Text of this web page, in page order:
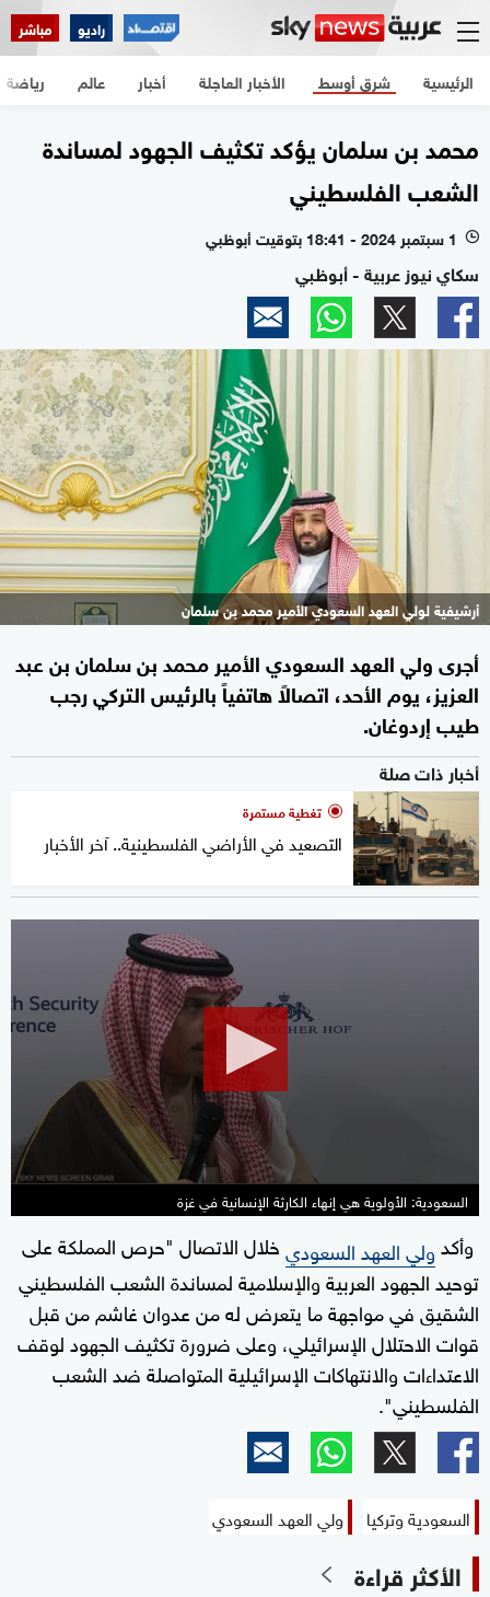
راديو مباشر
الرئيسية الأخبار العاجلة أخبار شرق أوسط عالم رياضة
محمد بن سلمان يؤكد تكثيف الجهود لمساندة
الشعب الفلسطيني
l 1 سبتمبر 2024 - 18:41 بتوقيت أبوظبي
سكاي نيوز عربية - أبوظبي
أرشيفية لولي العهد السعودي الأمير محمد بن سلمان
أجرى ولي العهد السعودي الأمير محمد بن سلمان بن عبد
العزيز، يوم الأحد، اتصالاً هاتفياً بالرئيس التركي رجب
طيب إردوغان.
أخبار ذات صلة
تغطية مستمرة
التصعيد في الأراضي الفلسطينية.. آخر الأخبار
34
السعودية: الأولوية هي إنهاء الكارثة الإنسانية في غزة
وأكدولي العهد السعوديخلال الاتصال "حرص المملكة على
توحيد الجهود العربية والإسلامية لمساندة الشعب الفلسطيني
الشقيق في مواجهة ما يتعرض له من عدوان غاشم من قبل
قوات الاحتلال الإسرائيلي، وعلى ضرورة تكثيف الجهود لوقف
الاعتداءات والانتهاكات الإسرائيلية المتواصلة ضد الشعب
الفلسطيني".
السعودية وتركيا ولي العهد السعودي
الأكثر قراءة